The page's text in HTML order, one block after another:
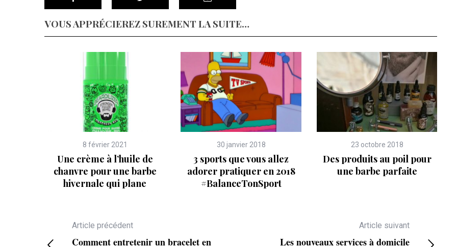
VOUS APPRÉCIEREZ SUREMENT LA SUITE…
8 février 2021
Une crème à l’huile de
chanvre pour une barbe
hivernale qui plane
30 janvier 2018
3 sports que vous allez
adorer pratiquer en 2018
#BalanceTonSport
23 octobre 2018
Des produits au poil pour
une barbe parfaite
Article précédent
Comment entretenir un bracelet en
Article suivant
Les nouveaux services à domicile